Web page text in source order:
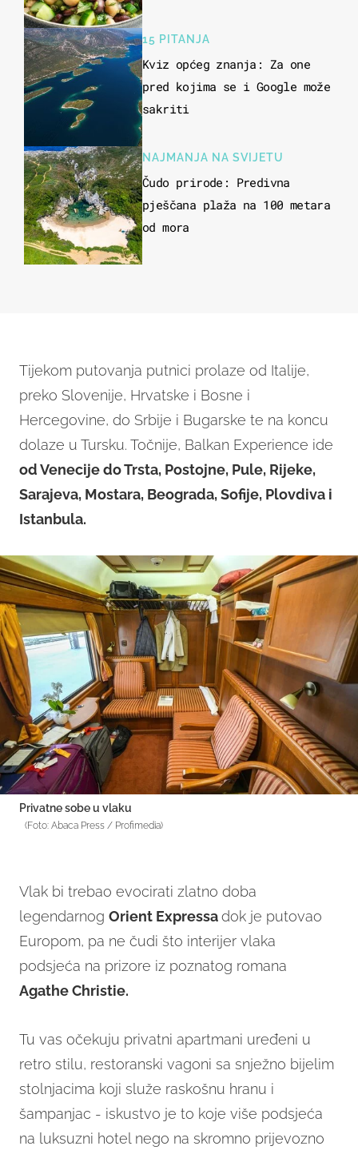
15 PITANJA
Kviz općeg znanja: Za one
pred kojima se i Google može
sakriti
NAJMANJA NA SVIJETU
Čudo prirode: Predivna
pješčana plaža na 100 metara
od mora
Tijekom putovanja putnici prolaze od Italije,
preko Slovenije, Hrvatske i Bosne i
Hercegovine, do Srbije i Bugarske te na koncu
dolaze u Tursku. Točnije, Balkan Experience ide
od Venecije do Trsta, Postojne, Pule, Rijeke,
Sarajeva, Mostara, Beograda, Sofije, Plovdiva i
Istanbula.
Privatne sobe u vlaku
(Foto: Abaca Press / Profimedia)
Vlak bi trebao evocirati zlatno doba
legendarnog Orient Expressadok je putovao
Europom, pa ne čudi što interijer vlaka
podsjeća na prizore iz poznatog romana
Agathe Christie.
Tu vas očekuju privatni apartmani uređeni u
retro stilu, restoranski vagoni sa snježno bijelim
stolnjacima koji služe raskošnu hranu i
šampanjac - iskustvo je to koje više podsjeća
na luksuzni hotel nego na skromno prijevozno